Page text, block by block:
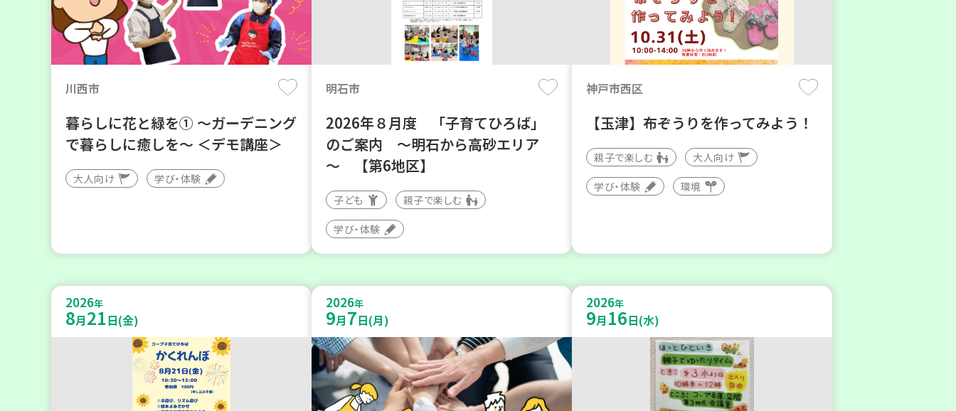
川西市
暮らしに花と緑を① ～ガーデニング
で暮らしに癒しを～ ＜デモ講座＞
大人向け 学び・体験
明石市
2026年８月度 「子育てひろば」
のご案内 ～明石から高砂エリア
～ 【第6地区】
子ども 親子で楽しむ
学び・体験
神戸市西区
【玉津】布ぞうりを作ってみよう！
親子で楽しむ 大人向け
学び・体験 環境
2026年
8月21日(金)
2026年
9月7日(月)
2026年
9月 16日(水)